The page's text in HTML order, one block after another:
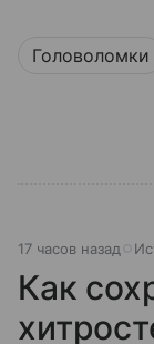
Головоломки
17 часов назад
Как